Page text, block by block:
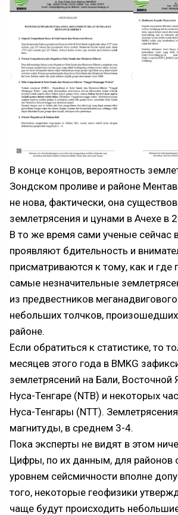
В конце концов, вероятность
Зондском проливе и районе
не нова, фактически, она
землетрясения и цунами в Ачехе в
В то же время сами ученые сейчас
проявляют бдительность и
присматриваются к тому, как и где
самые незначительные
из предвестников
небольших толчков,
районе.
Если обратиться к статистике, то
месяцев этого года в BMKG
землетрясений на Бали, Восточной
Нуса-Тенгаре (NTB) и некоторых
Нуса-Тенгары (NTT).
магнитуды, в среднем 3-4.
Пока эксперты не видят в этом
Цифры, по их данным, для районов
уровнем сейсмичности вполне
того, некоторые геофизики
чаще будут происходить